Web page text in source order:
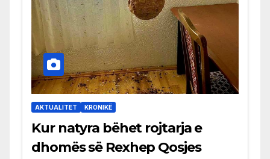
AKTUALITET KRONIKË
Kur natyra bëhet rojtarja e
dhomës së Rexhep Qosjes